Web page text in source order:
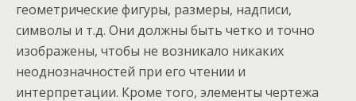
геометрические фигуры, размеры, надписи,
символы и т.д. Они должны быть четко и точно
изображены, чтобы не возникало никаких
неоднозначностей при его чтении и
интерпретации. Кроме того, элементы чертежа